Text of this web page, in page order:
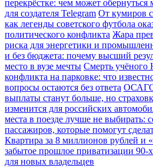
перекрёстке: чем может
для создателя Telegram От кумиров
как легенды советского футбола
политического конфликта Жара
риска для энергетики и
и без бюджета: почему высший
место в вузе мечты Смерть учёного
конфликта на парковке: что
вопросы остаются без ответа ОСАГО
выплаты станут больше, но
изменится для российских
места в поезде лучше не выбирать:
пассажиров, которые помогут
Квартира за 8 миллионов рублей и
забытое прошлое приватизации 90-
для новых владельцев